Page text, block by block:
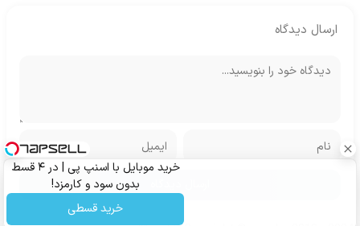
ارسال دیدگاه
خرید موبایل با اسنپ پی | در ۴ قسط
بدون سود و کارمزد!
خرید قسطی